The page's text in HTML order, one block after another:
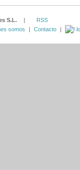
S.L.
RSS
somos Contacto